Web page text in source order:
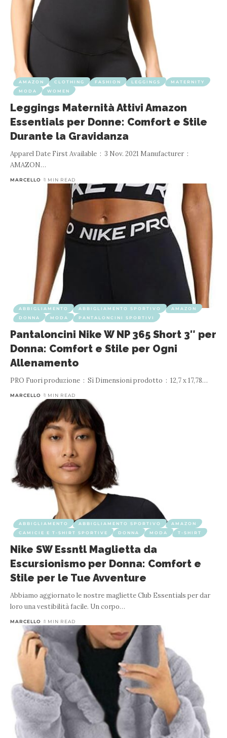
AMAZON CLOTHING FASHION LEGGINGS
MATERNITY
MODA
WOMEN
Leggings Maternità Attivi Amazon
Essentials per Donne: Comfort e Stile
Durante la Gravidanza
Apparel Date First Available ‏ : ‎ 3 Nov. 2021 Manufacturer ‏ : ‎
AMAZON…
MARCELLO 1 MIN READ
ABBIGLIAMENTO ABBIGLIAMENTO SPORTIVO
AMAZON
DONNA
MODA PANTALONCINI SPORTIVI
Pantaloncini Nike W NP 365 Short 3″ per
Donna: Comfort e Stile per Ogni
Allenamento
PRO Fuori produzione ‏ : ‎ Sì Dimensioni prodotto ‏ : ‎ 12,7 x 17,78…
MARCELLO 1 MIN READ
ABBIGLIAMENTO ABBIGLIAMENTO SPORTIVO
AMAZON
CAMICIE E T-SHIRT SPORTIVE
DONNA MODA T-SHIRT
Nike SW Essntl Maglietta da
Escursionismo per Donna: Comfort e
Stile per le Tue Avventure
Abbiamo aggiornato le nostre magliette Club Essentials per dar
loro una vestibilità facile. Un corpo…
MARCELLO 1 MIN READ